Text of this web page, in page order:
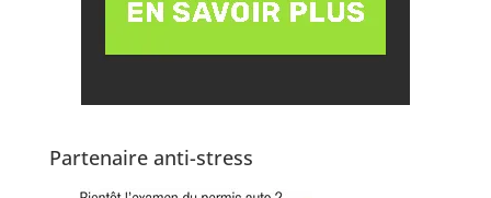
Partenaire anti-stress